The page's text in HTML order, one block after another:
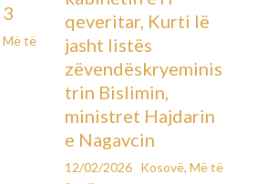
mot kryesisht stabil, me vranësira
po ashtu të shpeshta.
do të shënojnë rritje pak mbi vlerat
kohore, ndërsa netëve dhe
kryesisht i lehtë. Në disa lugina mund
reshjet atmosferike do të jenë të